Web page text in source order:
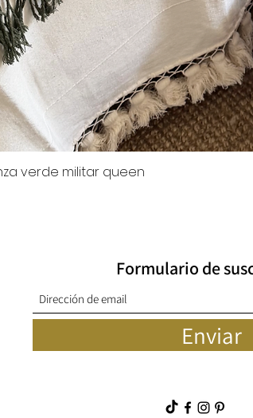
verde militar queen
Formulario de
Enviar